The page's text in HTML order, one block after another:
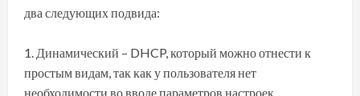
два следующих подвида:
Динамический – DHCP, который можно отнести к
простым видам, так как у пользователя нет
необходимости во вводе параметров настроек.